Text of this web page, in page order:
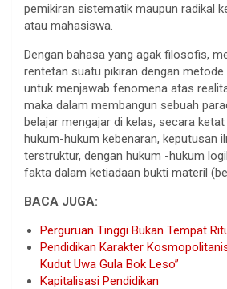
pemikiran sistematik maupun radikal
atau mahasiswa.
Dengan bahasa yang agak filosofis,
rentetan suatu pikiran dengan
untuk menjawab fenomena atas
maka dalam membangun sebuah
belajar mengajar di kelas, secara
hukum-hukum kebenaran, keputusan
terstruktur, dengan hukum -hukum
fakta dalam ketiadaan bukti materil
BACA JUGA:
Perguruan Tinggi Bukan Tempat
Pendidikan Karakter
Kudut Uwa Gula Bok Leso”
Kapitalisasi Pendidikan